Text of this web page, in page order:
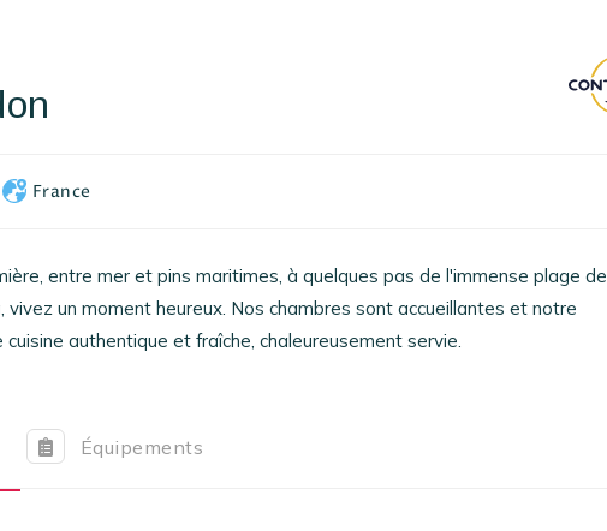
Nos collections
France
entre mer et pins maritimes, à quelques pas de l'immense plage de
vivez un moment heureux. Nos chambres sont accueillantes et notre
authentique et fraîche, chaleureusement servie.
Équipements